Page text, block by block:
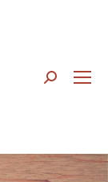
Search: